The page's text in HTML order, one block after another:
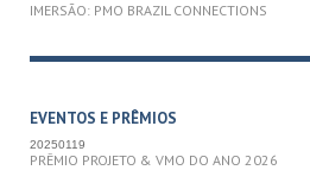
IMERSÃO: PMO BRAZIL CONNECTIONS
EVENTOS E PRÊMIOS
20250119
PRÊMIO PROJETO & VMO DO ANO 2026